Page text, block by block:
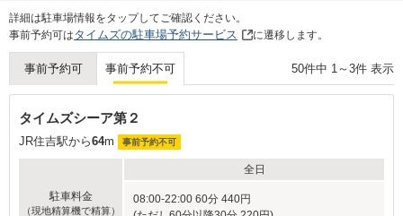
詳細は駐車場情報をタップしてご確認ください。
事前予約可はタイムズの駐車場予約サービス に遷移します。
事前予約可 事前予約不可 50件中 1 ～ 3件 表示
タイムズシーア第２
JR住吉駅から64m 事前予約不可
駐車料金
（現地精算機で精算）
全日
08:00-22:00 60分 440円